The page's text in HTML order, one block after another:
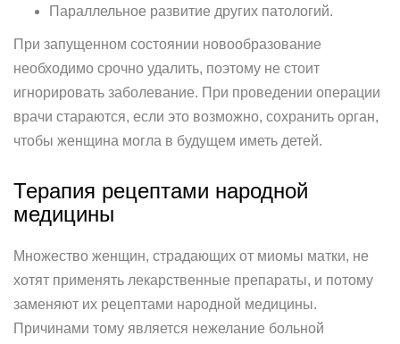
Параллельное развитие других патологий.
При запущенном состоянии новообразование
необходимо срочно удалить, поэтому не стоит
игнорировать заболевание. При проведении операции
врачи стараются, если это возможно, сохранить орган,
чтобы женщина могла в будущем иметь детей.
Терапия рецептами народной
медицины
Множество женщин, страдающих от миомы матки, не
хотят применять лекарственные препараты, и потому
заменяют их рецептами народной медицины.
Причинами тому является нежелание больной